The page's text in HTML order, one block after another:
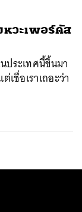
หวะเพอร์คัส
ระเทศนี้ขึ้นมา
ชื่อเราเถอะว่า